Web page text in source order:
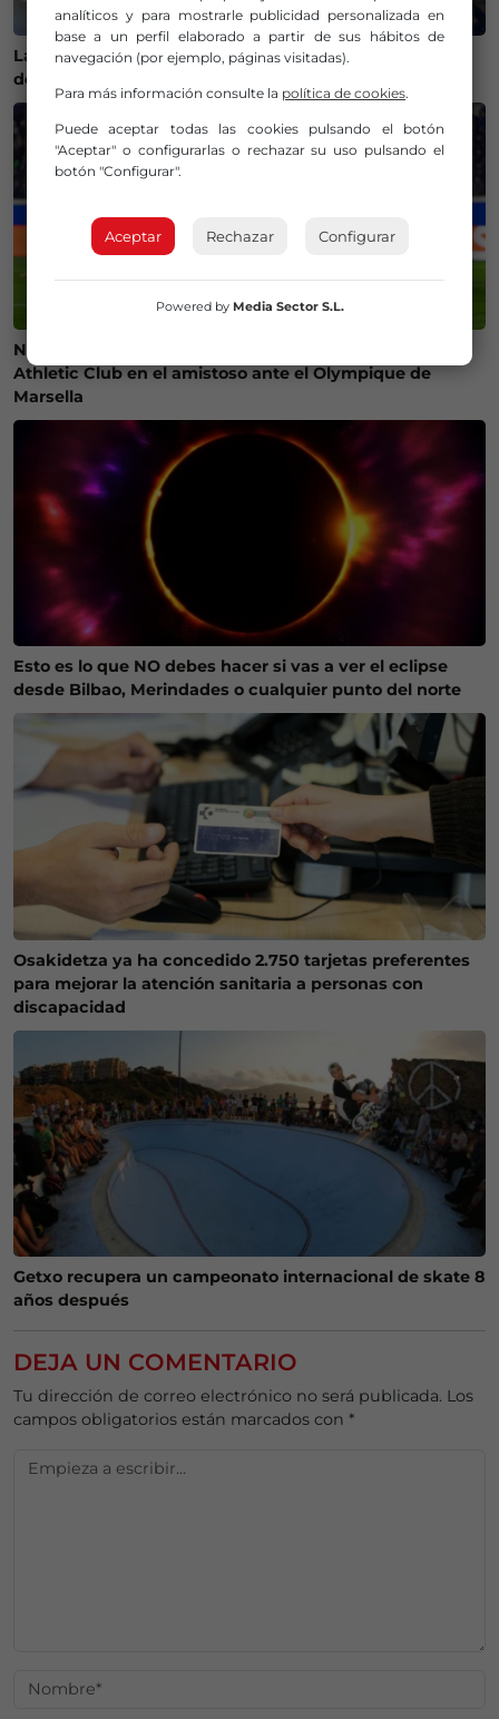
La Policía Municipal de Bilbao intensifica los controles
de alcohol y drogas para evitar accidentes
Ni camisetas ni bufandas: prohibidos los símbolos del
Athletic Club en el amistoso ante el Olympique de
Marsella
Esto es lo que NO debes hacer si vas a ver el eclipse
desde Bilbao, Merindades o cualquier punto del norte
Osakidetza ya ha concedido 2.750 tarjetas preferentes
para mejorar la atención sanitaria a personas con
discapacidad
Getxo recupera un campeonato internacional de skate 8
años después
DEJA UN COMENTARIO
Tu dirección de correo electrónico no será publicada. Los
campos obligatorios están marcados con *
analíticos y para mostrarle publicidad personalizada en
base a un perfil elaborado a partir de sus hábitos de
navegación (por ejemplo, páginas visitadas).
Para más información consulte la política de cookies.
Puede aceptar todas las cookies pulsando el botón
"Aceptar" o configurarlas o rechazar su uso pulsando el
botón "Configurar".
Aceptar Rechazar Configurar
Powered by Media Sector S.L.